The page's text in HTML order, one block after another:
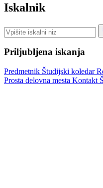
Iskalnik
Priljubljena iskanja
Predmetnik Študijski koledar
Prosta delovna mesta Kontakt